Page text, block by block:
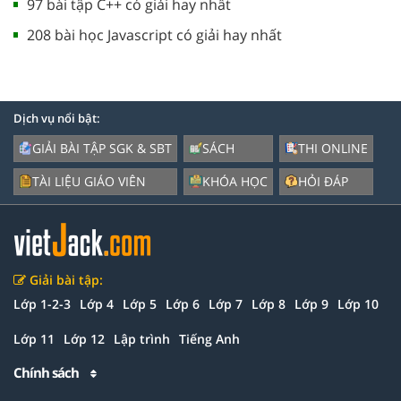
97 bài tập C++ có giải hay nhất
208 bài học Javascript có giải hay nhất
Dịch vụ nổi bật:
GIẢI BÀI TẬP SGK & SBT
TÀI LIỆU GIÁO VIÊN
SÁCH
KHÓA HỌC
THI ONLINE
HỎI ĐÁP
Giải bài tập:
Lớp 1-2-3 Lớp 4 Lớp 5 Lớp 6 Lớp 7 Lớp 8 Lớp 9 Lớp 10
Lớp 11 Lớp 12 Lập trình Tiếng Anh
Chính sách